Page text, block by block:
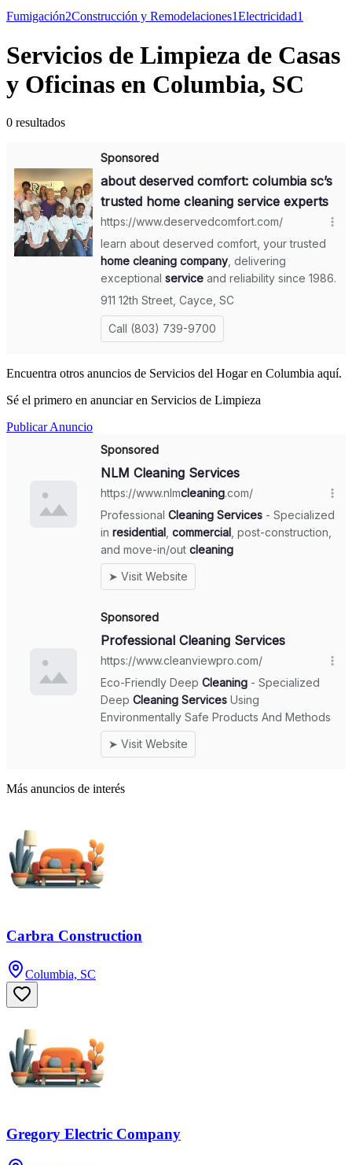
Fumigación2Construcción y Remodelaciones1Electricidad1
Servicios de Limpieza de Casas
y Oficinas en Columbia, SC
0 resultados
Encuentra otros anuncios de Servicios del Hogar en Columbia aquí.
Sé el primero en anunciar en Servicios de Limpieza
Publicar Anuncio
Más anuncios de interés
Carbra Construction
Columbia, SC
Gregory Electric Company